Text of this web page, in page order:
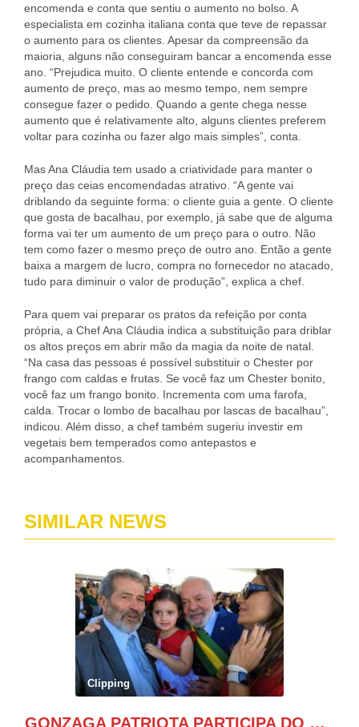
encomenda e conta que sentiu o aumento no bolso. A
especialista em cozinha italiana conta que teve de repassar
o aumento para os clientes. Apesar da compreensão da
maioria, alguns não conseguiram bancar a encomenda esse
ano. “Prejudica muito. O cliente entende e concorda com
aumento de preço, mas ao mesmo tempo, nem sempre
consegue fazer o pedido. Quando a gente chega nesse
aumento que é relativamente alto, alguns clientes preferem
voltar para cozinha ou fazer algo mais simples”, conta.
Mas Ana Cláudia tem usado a criatividade para manter o
preço das ceias encomendadas atrativo. “A gente vai
driblando da seguinte forma: o cliente guia a gente. O cliente
que gosta de bacalhau, por exemplo, já sabe que de alguma
forma vai ter um aumento de um preço para o outro. Não
tem como fazer o mesmo preço de outro ano. Então a gente
baixa a margem de lucro, compra no fornecedor no atacado,
tudo para diminuir o valor de produção”, explica a chef.
Para quem vai preparar os pratos da refeição por conta
própria, a Chef Ana Cláudia indica a substituição para driblar
os altos preços em abrir mão da magia da noite de natal.
“Na casa das pessoas é possível substituir o Chester por
frango com caldas e frutas. Se você faz um Chester bonito,
você faz um frango bonito. Incrementa com uma farofa,
calda. Trocar o lombo de bacalhau por lascas de bacalhau”,
indicou. Além disso, a chef também sugeriu investir em
vegetais bem temperados como antepastos e
acompanhamentos.
SIMILAR NEWS
Clipping
GONZAGA PATRIOTA PARTICIPA DO DESFILE DA INDEPENDÊNCIA NO PALANQUE DA PRESIDÊNCIA DA REPÚBLICA E É ABRAÇADO POR LULA E POR GERALDO ALCKMIN.